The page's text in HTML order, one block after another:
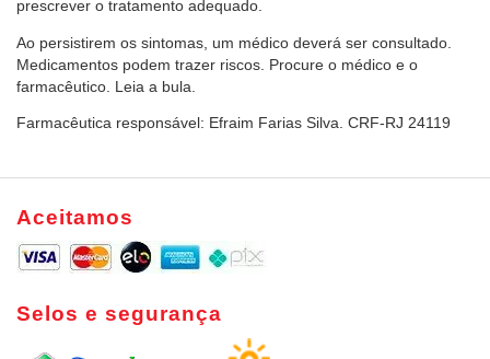
prescrever o tratamento adequado.
Ao persistirem os sintomas, um médico deverá ser consultado.
Medicamentos podem trazer riscos. Procure o médico e o
farmacêutico. Leia a bula.
Farmacêutica responsável: Efraim Farias Silva. CRF-RJ 24119
Aceitamos
Selos e segurança